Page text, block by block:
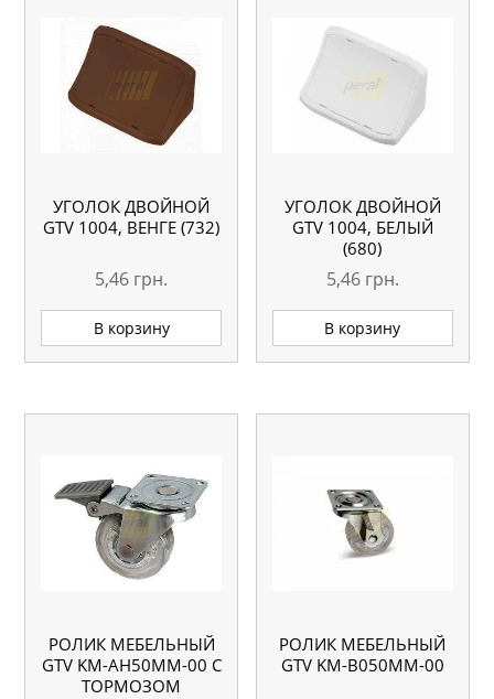
УГОЛОК ДВОЙНОЙ
GTV 1004, ВЕНГЕ (732)
5,46 грн.
В корзину
УГОЛОК ДВОЙНОЙ
GTV 1004, БЕЛЫЙ
(680)
5,46 грн.
В корзину
РОЛИК МЕБЕЛЬНЫЙ
GTV KM-AH50MM-00 С
ТОРМОЗОМ
РОЛИК МЕБЕЛЬНЫЙ
GTV KM-B050MM-00